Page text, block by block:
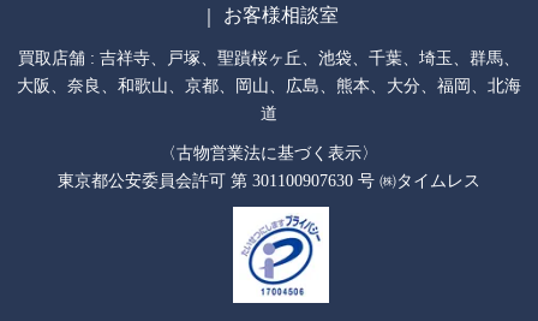
お客様相談室
買取店舗 : 吉祥寺 戸塚 聖蹟桜ヶ丘 池袋 千葉 埼玉
群馬
大阪
奈良 和歌山 京都 岡山 広島 熊本 大分 福岡
北海
道
〈古物営業法に基づく表示〉
東京都公安委員会許可 第 301100907630 号 ㈱タイムレス